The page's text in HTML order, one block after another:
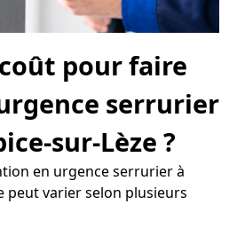
pour faire
serrurier
sur-Lèze ?
en urgence serrurier à
peut varier selon plusieurs